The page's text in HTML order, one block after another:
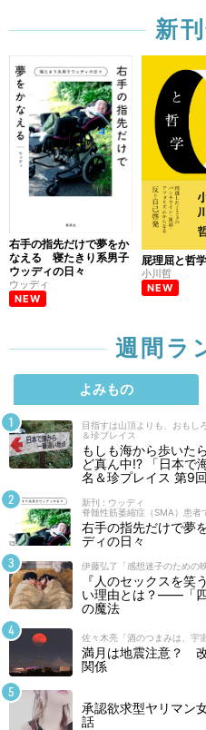
新
右手の指先だけで夢をか
なえる 寝たきり系男子
ウッディの日々
ウッディ
NEW
屁理屈と哲学
小川哲
NEW
週間ラ
よみもの
目指すは山頂よりも、おも
＆珍プレイス
もしも海から歩いた
ど真ん中!? 「日本で
名＆珍プレイス 第9回
新刊 : ウッディ
脊髄性筋萎縮症（SMA）患
右手の指先だけで夢
ディの日々
伊藤弘了「感想迷子のための
『人のセックスを笑
い理由とは？――「
の魔法
佐々木亮「酒のつまみは、宇
満月は地震注意？
関係
承認欲求型ヤリマン
話